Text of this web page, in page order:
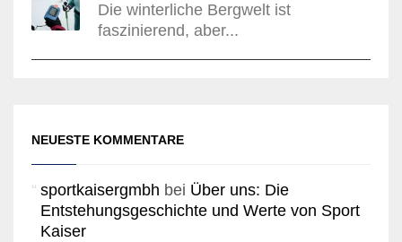
Die winterliche Bergwelt ist
faszinierend, aber...
NEUESTE KOMMENTARE
sportkaisergmbh bei Über uns: Die
Entstehungsgeschichte und Werte von Sport
Kaiser